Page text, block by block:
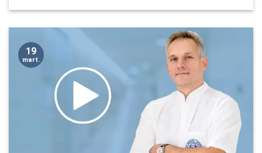
19
mart.